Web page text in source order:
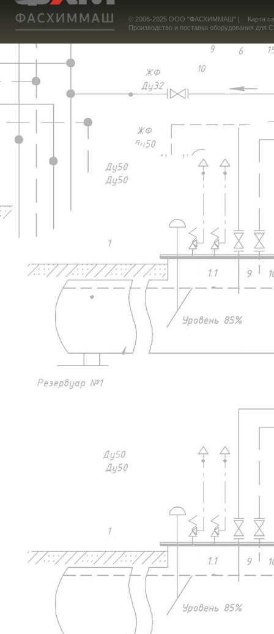
© 2006-2025 ООО "ФАСХИММАШ" |
Карта
Производство и поставка оборудования для